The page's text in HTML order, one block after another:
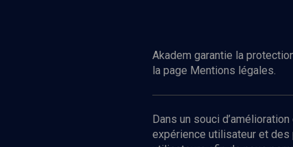
Akadem garantie la
la page Mentions légales.
Dans un souci
expérience utilisateur et des